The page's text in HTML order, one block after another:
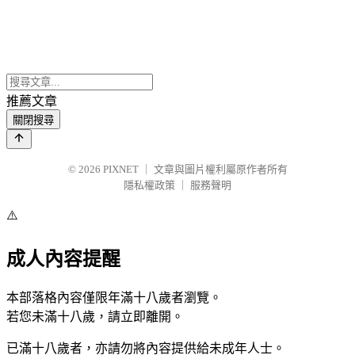
推薦文章
關閉搜尋
© 2026 PIXNET
文章與圖片權利屬原作者所有
隱私權政策
服務聲明
⚠️
成人內容提醒
本部落格內容僅限年滿十八歲者瀏覽。
若您未滿十八歲，請立即離開。
已滿十八歲者，亦請勿將內容提供給未成年人士。